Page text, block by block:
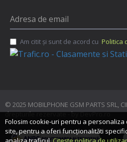
Am citit şi sunt de acord cu Politica
© 2025 MOBILPHONE GSM PARTS SRL,
drepturile rezervate - by DevPro.ro
Folosim cookie-uri pentru a
site, pentru a oferi funcționalităti